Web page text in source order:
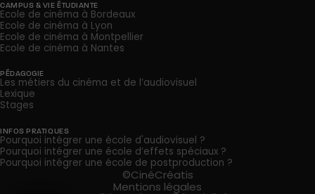
CAMPUS & VIE ÉTUDIANTE
Ecole de cinéma à Bordeaux
Ecole de cinéma à Lyon
Ecole de cinéma à Montpellier
Ecole de cinéma à Nantes
PÉDAGOGIE
Les métiers du cinéma et de l’audiovisuel
Lexique
Stages
INFOS PRATIQUES
Pourquoi intégrer une école d'audiovisuel ?
Pourquoi intégrer une école d’effets spéciaux ?
Pourquoi intégrer une école de postproduction ?
©CinéCréatis
Mentions légales